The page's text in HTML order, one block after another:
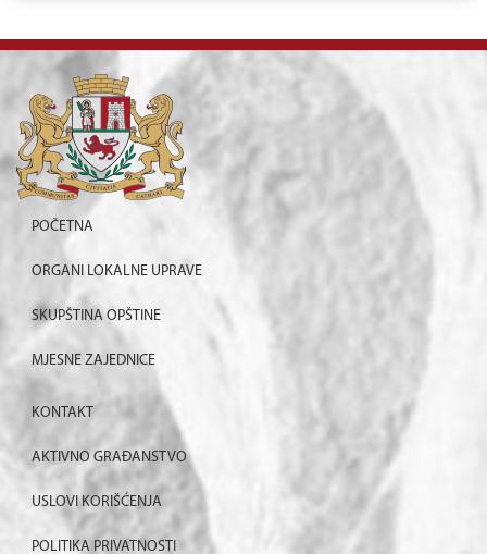
POČETNA
ORGANI LOKALNE UPRAVE
SKUPŠTINA OPŠTINE
MJESNE ZAJEDNICE
KONTAKT
AKTIVNO GRAĐANSTVO
USLOVI KORIŠĆENJA
POLITIKA PRIVATNOSTI